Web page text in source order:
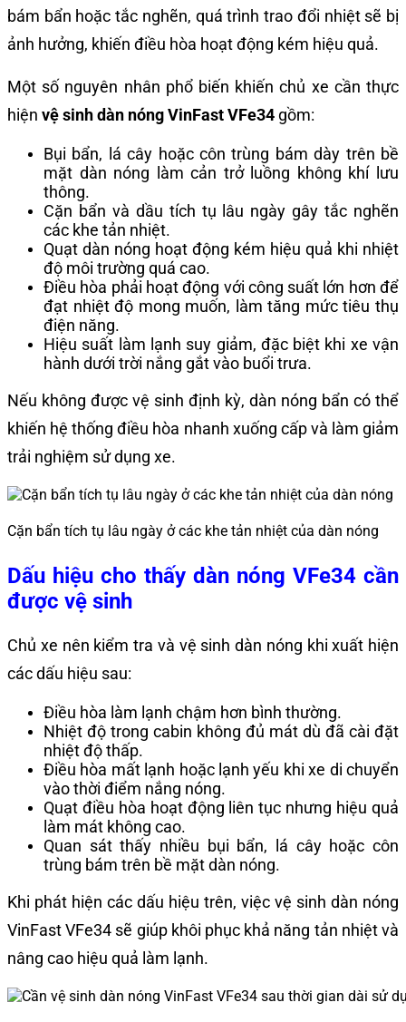
bám bẩn hoặc tắc nghẽn, quá trình trao đổi nhiệt sẽ bị
ảnh hưởng, khiến điều hòa hoạt động kém hiệu quả.
Một số nguyên nhân phổ biến khiến chủ xe cần thực
hiện vệ sinh dàn nóng VinFast VFe34 gồm:
Bụi bẩn, lá cây hoặc côn trùng bám dày trên bề
mặt dàn nóng làm cản trở luồng không khí lưu
thông.
Cặn bẩn và dầu tích tụ lâu ngày gây tắc nghẽn
các khe tản nhiệt.
Quạt dàn nóng hoạt động kém hiệu quả khi nhiệt
độ môi trường quá cao.
Điều hòa phải hoạt động với công suất lớn hơn để
đạt nhiệt độ mong muốn, làm tăng mức tiêu thụ
điện năng.
Hiệu suất làm lạnh suy giảm, đặc biệt khi xe vận
hành dưới trời nắng gắt vào buổi trưa.
Nếu không được vệ sinh định kỳ, dàn nóng bẩn có thể
khiến hệ thống điều hòa nhanh xuống cấp và làm giảm
trải nghiệm sử dụng xe.
Cặn bẩn tích tụ lâu ngày ở các khe tản nhiệt của dàn nóng
Dấu hiệu cho thấy dàn nóng VFe34 cần
được vệ sinh
Chủ xe nên kiểm tra và vệ sinh dàn nóng khi xuất hiện
các dấu hiệu sau:
Điều hòa làm lạnh chậm hơn bình thường.
Nhiệt độ trong cabin không đủ mát dù đã cài đặt
nhiệt độ thấp.
Điều hòa mất lạnh hoặc lạnh yếu khi xe di chuyển
vào thời điểm nắng nóng.
Quạt điều hòa hoạt động liên tục nhưng hiệu quả
làm mát không cao.
Quan sát thấy nhiều bụi bẩn, lá cây hoặc côn
trùng bám trên bề mặt dàn nóng.
Khi phát hiện các dấu hiệu trên, việc vệ sinh dàn nóng
VinFast VFe34 sẽ giúp khôi phục khả năng tản nhiệt và
nâng cao hiệu quả làm lạnh.